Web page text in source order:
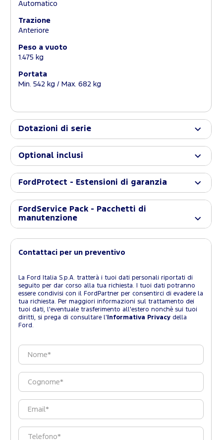
Automatico
Trazione
Anteriore
Peso a vuoto
1.475 kg
Portata
Min. 542 kg / Max. 682 kg
Dotazioni di serie
Optional inclusi
FordProtect - Estensioni di garanzia
FordService Pack - Pacchetti di
manutenzione
Contattaci per un preventivo
La Ford Italia S.p.A. tratterà i tuoi dati personali riportati di
seguito per dar corso alla tua richiesta. I tuoi dati potranno
essere condivisi con il FordPartner per consentirci di evadere la
tua richiesta. Per maggiori informazioni sul trattamento dei
tuoi dati, l'eventuale trasferimento all'estero nonchè sui tuoi
diritti, si prega di consultare l' Informativa Privacy della
Ford.